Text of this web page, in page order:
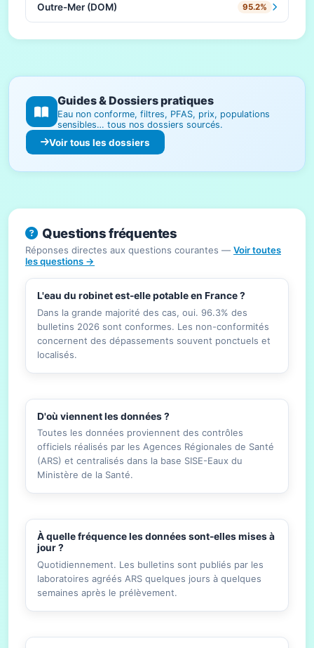
Outre-Mer (DOM) 95.2%
Guides & Dossiers pratiques
Eau non conforme, filtres, PFAS, prix, populations
sensibles… tous nos dossiers sourcés.
Voir tous les dossiers
Questions fréquentes
Réponses directes aux questions courantes — Voir toutes
les questions →
L'eau du robinet est-elle potable en France ?
Dans la grande majorité des cas, oui. 96.3% des
bulletins 2026 sont conformes. Les non-conformités
concernent des dépassements souvent ponctuels et
localisés.
D'où viennent les données ?
Toutes les données proviennent des contrôles
officiels réalisés par les Agences Régionales de Santé
(ARS) et centralisés dans la base SISE-Eaux du
Ministère de la Santé.
À quelle fréquence les données sont-elles mises à
jour ?
Quotidiennement. Les bulletins sont publiés par les
laboratoires agréés ARS quelques jours à quelques
semaines après le prélèvement.